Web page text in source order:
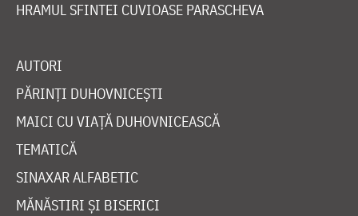
HRAMUL SFINTEI CUVIOASE PARASCHEVA
AUTORI
PĂRINȚI DUHOVNICEȘTI
MAICI CU VIAȚĂ DUHOVNICEASCĂ
TEMATICĂ
SINAXAR ALFABETIC
MĂNĂSTIRI ȘI BISERICI